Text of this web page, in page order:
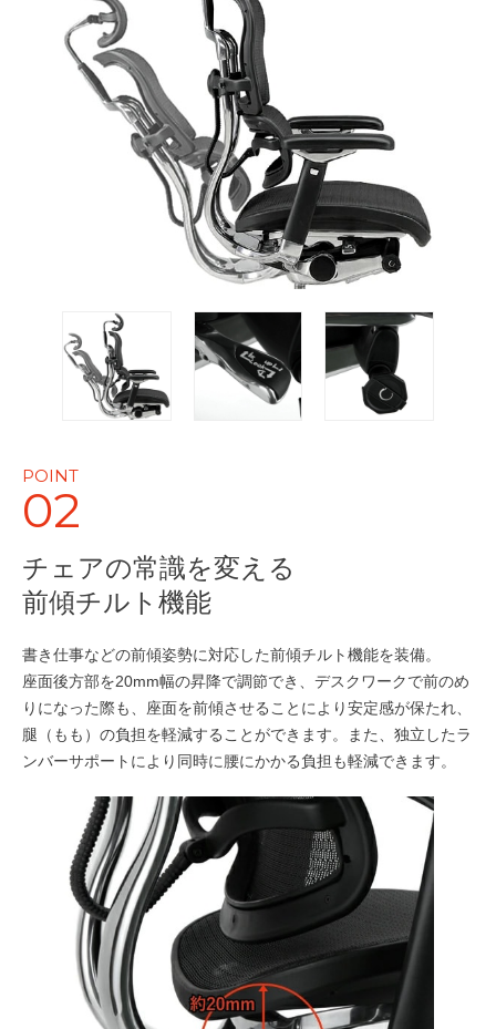
POINT
02
チェアの常識を変える
前傾チルト機能
書き仕事などの前傾姿勢に対応した前傾チルト機能を装備。
座面後方部を20mm幅の昇降で調節でき、デスクワークで前のめ
りになった際も、座面を前傾させることにより安定感が保たれ、
腿（もも）の負担を軽減することができます。また、独立したラ
ンバーサポートにより同時に腰にかかる負担も軽減できます。